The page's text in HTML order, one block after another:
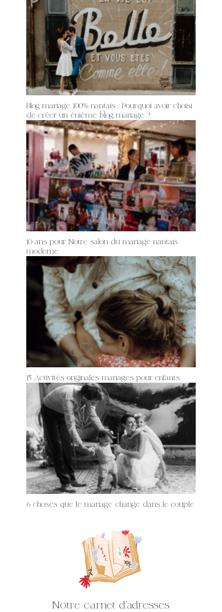
Blog mariage 100% nantais : Pourquoi avoir choisi
de créer un énième blog mariage ?
10 ans pour Notre salon du mariage nantais
moderne
15 Activités originales mariages pour enfants
6 choses que le mariage change dans le couple
Notre carnet d'adresses